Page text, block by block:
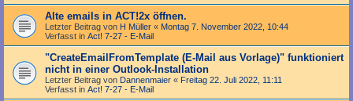
Alte emails in ACT!2x öffnen.
Letzter Beitrag von H Müller « Montag 7. November 2022, 10:44
Verfasst in Act! 7-27 - E-Mail
"Create­Email­From­Template (E-Mail aus Vorlage)" funktioniert
nicht in einer Outlook-Installation
Letzter Beitrag von Dannenmaier « Freitag 22. Juli 2022, 11:11
Verfasst in Act! 7-27 - E-Mail